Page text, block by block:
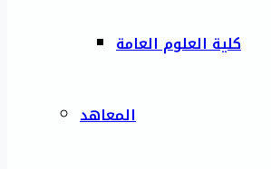
كلية العلوم العامة
المعاهد